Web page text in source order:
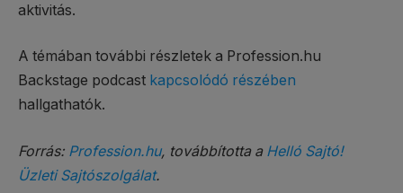
aktivitás.
A témában további részletek a Profession.hu
Backstage podcast kapcsolódó részében
hallgathatók.
Forrás: Profession.hu, továbbította a Helló Sajtó!
Üzleti Sajtószolgálat.